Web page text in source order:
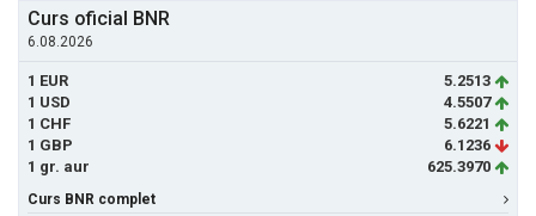
Curs oficial BNR
6.08.2026
1 EUR
5.2513
1 USD
4.5507
1 CHF
5.6221
1 GBP
6.1236
1 gr. aur
625.3970
Curs BNR complet